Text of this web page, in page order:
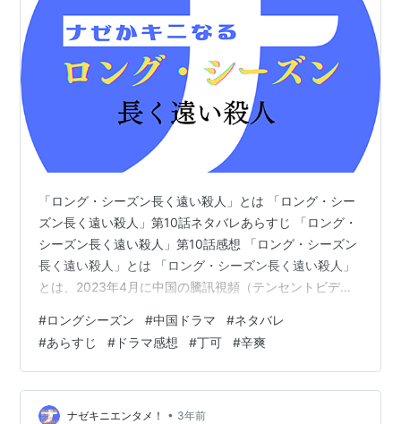
「ロング・シーズン長く遠い殺人」とは 「ロング・シー
ズン長く遠い殺人」第10話ネタバレあらすじ 「ロング・
シーズン長く遠い殺人」第10話感想 「ロング・シーズン
長く遠い殺人」とは 「ロング・シーズン長く遠い殺人」
とは、2023年4月に中国の騰訊視頻（テンセントビデ
ズ 隠秘之罪」の監督、辛爽（シン・シュアン）監督作品
で本国中国では圧倒的高評価を得た超人気ドラマだそう
です。 画像引用元
https://ogre.natalie.mu/media/news/eiga/2023/1031/T
heLongSeason_20231031.jpg?impo…
#ロングシーズン #中国ドラマ #ネタバレ
#あらすじ # ドラマ感想 #丁可 #辛爽
ナゼキニエンタメ！ • 3年前